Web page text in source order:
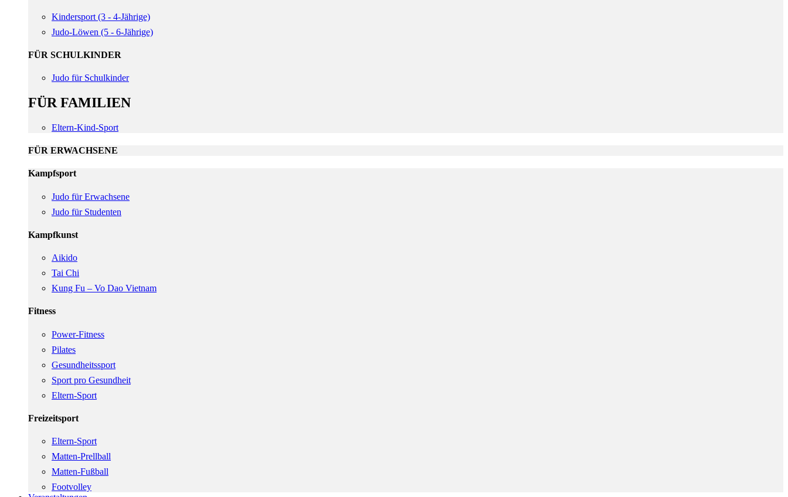
Kindersport (3 - 4-Jährige)
Judo-Löwen (5 - 6-Jährige)
FÜR SCHULKINDER
Judo für Schulkinder
FÜR FAMILIEN
Eltern-Kind-Sport
FÜR ERWACHSENE
Kampfsport
Judo für Erwachsene
Judo für Studenten
Kampfkunst
Aikido
Tai Chi
Kung Fu – Vo Dao Vietnam
Fitness
Power-Fitness
Pilates
Gesundheitssport
Sport pro Gesundheit
Eltern-Sport
Freizeitsport
Eltern-Sport
Matten-Prellball
Matten-Fußball
Footvolley